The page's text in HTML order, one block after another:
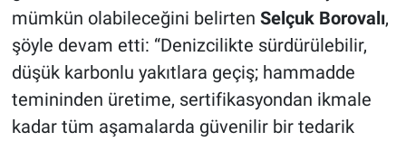
mümkün olabileceğini belirten Selçuk Borovalı,
şöyle devam etti: “Denizcilikte sürdürülebilir,
düşük karbonlu yakıtlara geçiş; hammadde
temininden üretime, sertifikasyondan ikmale
kadar tüm aşamalarda güvenilir bir tedarik